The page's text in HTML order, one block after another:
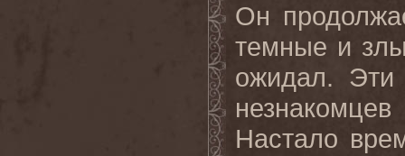
Он
темные и
ожидал. Эти
Настало